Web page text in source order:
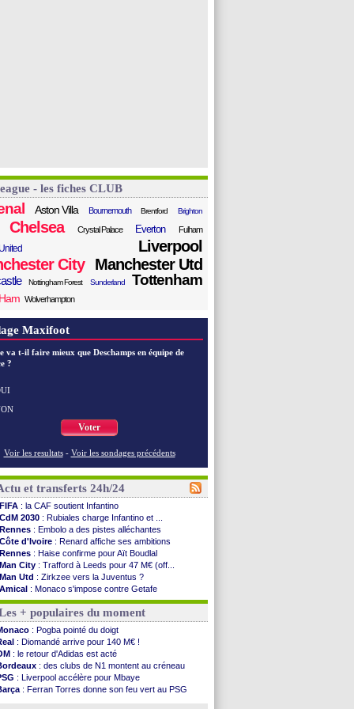
- les fiches CLUB
Aston Villa Bournemouth Brentford Brighton
Chelsea Crystal Palace Everton Fulham
Liverpool
City
Manchester Utd
Nottingham Forest Sunderland Tottenham
Wolverhampton
Maxifoot
va t-il faire mieux que Deschamps en équipe de
?
Voter
Voir les resultats - Voir les sondages précédents
et transferts 24h/24
FIFA : la CAF soutient Infantino
CdM 2030 : Rubiales charge Infantino et ...
Rennes : Embolo a des pistes alléchantes
Côte d'Ivoire : Renard affiche ses ambitions
Rennes : Haise confirme pour Aït Boudlal
Man City : Trafford à Leeds pour 47 M€ (off...
Man Utd : Zirkzee vers la Juventus ?
Amical : Monaco s'impose contre Getafe
Nantes: Der Zakarian et sa relation avec Kita
OM: le club prêt à libérer Kondogbia ?
Monaco: le message touchant d'Akliouche
FIFA: Tebas en remet une couche
FIFA : l'UEFA maintient la pression
PSG: Tebas encense Luis Enrique
Real: Vinicius jusqu'en 2032 (officiel)
Lyon: Mangala va rejoindre Getafe
OM: une offre refusée pour Aguerd
+ populaires du moment
: Pogba pointé du doigt
: Diomandé arrive pour 140 M€ !
: le retour d'Adidas est acté
: des clubs de N1 montent au créneau
: Liverpool accélère pour Mbaye
: Ferran Torres donne son feu vert au PSG